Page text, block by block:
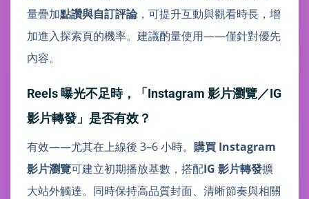
量疊加點讚與自訂評論，可提升互動與觀看時長，增
加進入探索頁的機率。建議酌量使用——僅針對優先
內容。
Reels 曝光不足時，「Instagram 影片瀏覽／IG
影片轉發」是否有效？
有效——尤其在上線後 3–6 小時。 購買 Instagram
影片瀏覽可建立初期播放基數，搭配IG 影片轉發擴
大站外觸達。同時保持高品質封面、清晰節奏與相關